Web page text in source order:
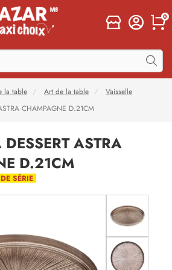
0
la table Art de la table
Vaisselle
CHAMPAGNE D.21CM
ASTRA
D.21CM
SÉRIE